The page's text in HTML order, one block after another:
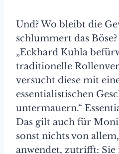
Und? Wo bleibt die
schlummert das
„Eckhard Kuhla
traditionelle
versucht diese mit
essentialistischen
untermauern.“
Das gilt auch für
sonst nichts von
anwendet, zutrifft: Sie